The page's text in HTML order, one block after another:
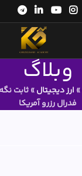
وبلاگ
» ارز دیجیتال»ثابت
فدرال رزرو آمریکا